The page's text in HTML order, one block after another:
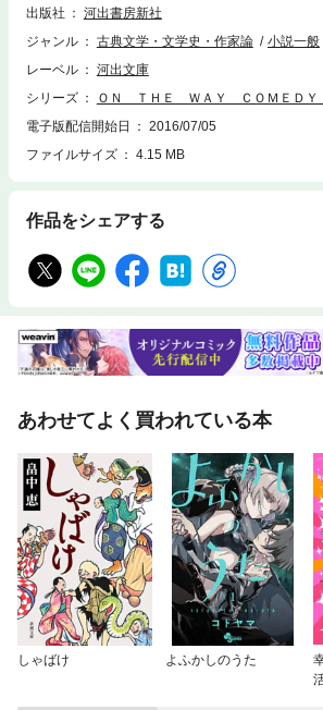
出版社
河出書房新社
ジャンル
古典文学・文学史・作家論
小説一般
レーベル
河出文庫
シリーズ
ＯＮ ＴＨＥ ＷＡＹ ＣＯＭＥＤ
電子版配信開始日
2016/07/05
ファイルサイズ
4.15 MB
作品をシェアする
あわせてよく買われている本
しゃばけ よふかしのうた